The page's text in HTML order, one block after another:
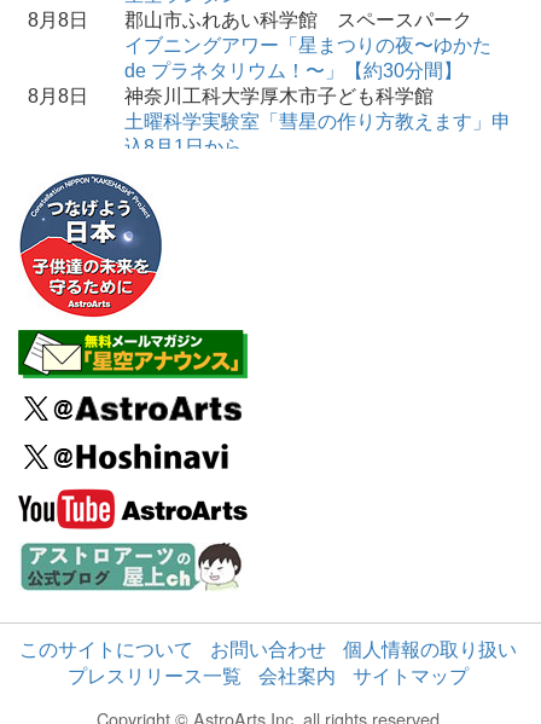
このサイトについて お問い合わせ
個人情報の取り扱い
プレスリリース一覧
会社案内 サイトマップ
Copyright © AstroArts Inc. all rights reserved.